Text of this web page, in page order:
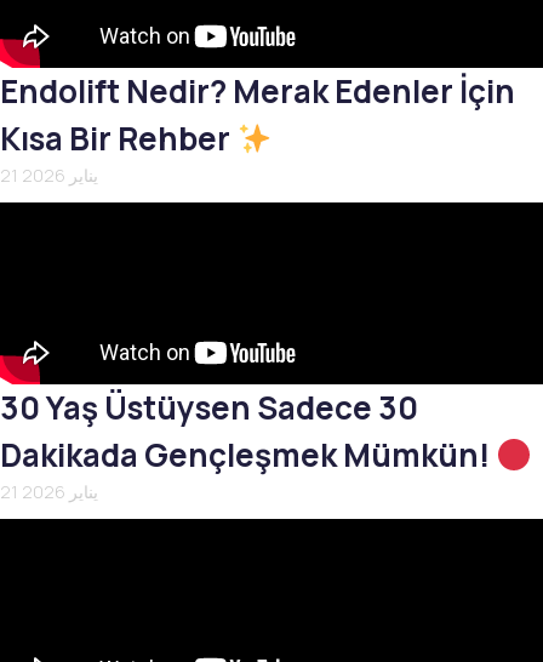
Endolift Nedir? Merak Edenler İçin
Kısa Bir Rehber
21 يناير 2026
30 Yaş Üstüysen Sadece 30
Dakikada Gençleşmek Mümkün!
21 يناير 2026